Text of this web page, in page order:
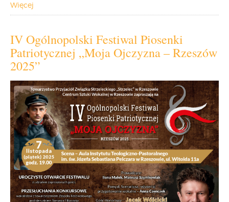
Więcej
IV Ogólnopolski Festiwal Piosenki
Patriotycznej „Moja Ojczyzna – Rzeszów
2025”